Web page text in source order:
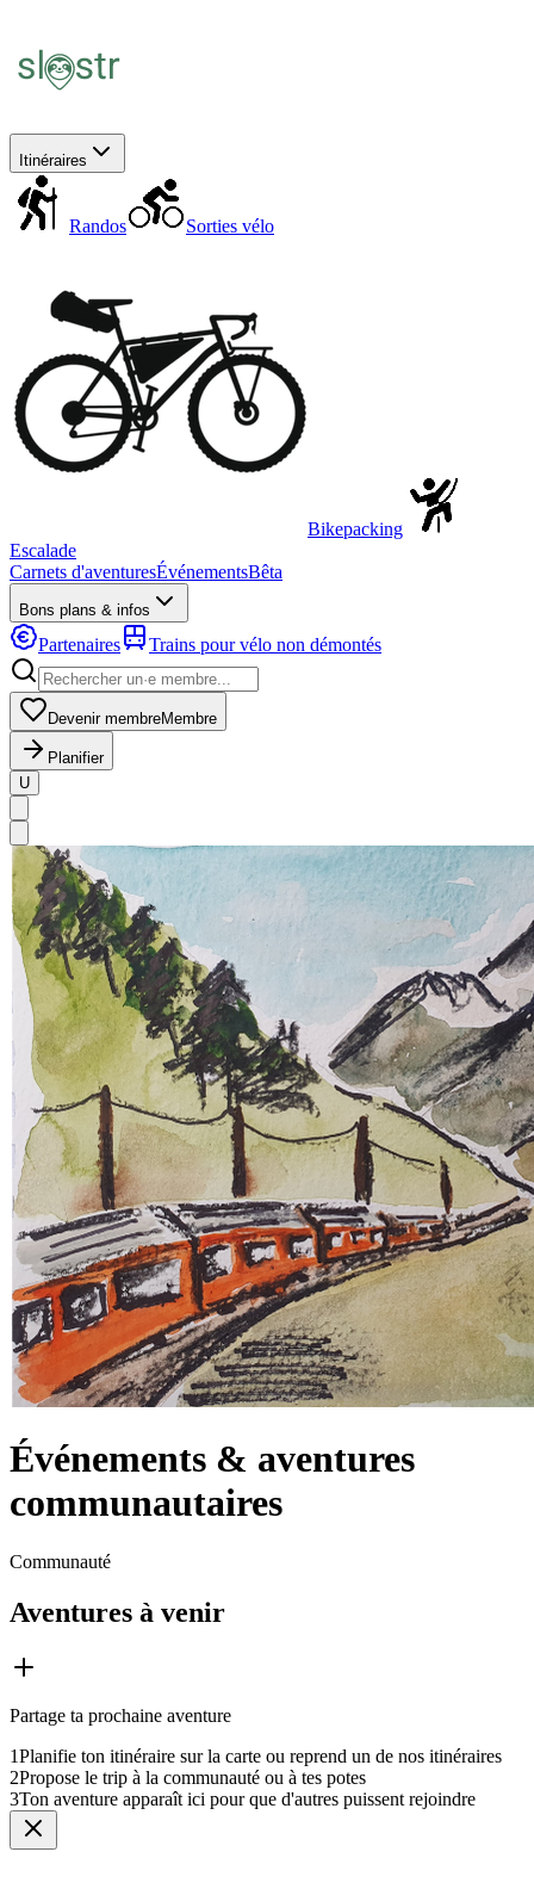
Itinéraires
Randos Sorties vélo
Bikepacking
Escalade
Carnets d'aventuresÉvénementsBêta
Bons plans & infos
Partenaires Trains pour vélo non démontés
Devenir membreMembre
Planifier
U
Événements & aventures
communautaires
Communauté
Aventures à venir
Partage ta prochaine aventure
1Planifie ton itinéraire sur la carte ou reprend un de nos itinéraires
2Propose le trip à la communauté ou à tes potes
3Ton aventure apparaît ici pour que d'autres puissent rejoindre